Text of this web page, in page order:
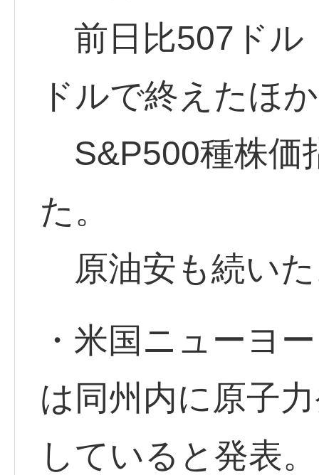
前日比507ドル
ドルで終えたほ
S&P500種株価
た。
原油安も続い
・米国ニューヨ
は同州内に原子
していると発表。